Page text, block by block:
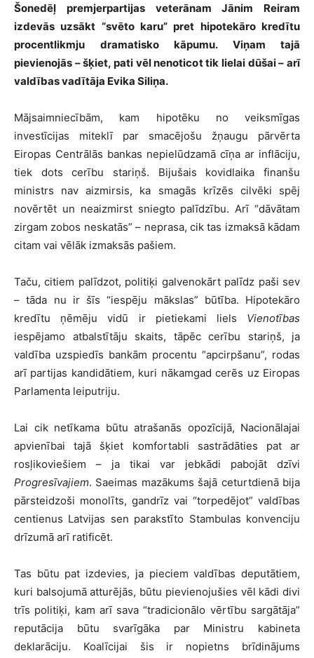
Šonedēļ premjerpartijas veterānam Jānim Reiram
izdevās uzsākt “svēto karu” pret hipotekāro kredītu
procentlikmju dramatisko kāpumu. Viņam tajā
pievienojās – šķiet, pati vēl nenoticot tik lielai dūšai – arī
valdības vadītāja Evika Siliņa.
Mājsaimniecībām, kam hipotēku no veiksmīgas
investīcijas miteklī par smacējošu žņaugu pārvērta
Eiropas Centrālās bankas nepielūdzamā cīņa ar inflāciju,
tiek dots cerību stariņš. Bijušais kovidlaika finanšu
ministrs nav aizmirsis, ka smagās krīzēs cilvēki spēj
novērtēt un neaizmirst sniegto palīdzību. Arī “dāvātam
zirgam zobos neskatās” – neprasa, cik tas izmaksā kādam
citam vai vēlāk izmaksās pašiem.
Taču, citiem palīdzot, politiķi galvenokārt palīdz paši sev
– tāda nu ir šīs “iespēju mākslas” būtība. Hipotekāro
kredītu ņēmēju vidū ir pietiekami liels Vienotības
iespējamo atbalstītāju skaits, tāpēc cerību stariņš, ja
valdība uzspiedīs bankām procentu “apcirpšanu”, rodas
arī partijas kandidātiem, kuri nākamgad cerēs uz Eiropas
Parlamenta leiputriju.
Lai cik netīkama būtu atrašanās opozīcijā, Nacionālajai
apvienībai tajā šķiet komfortabli sastrādāties pat ar
rosļikoviešiem – ja tikai var jebkādi pabojāt dzīvi
Progresīvajiem. Saeimas mazākums šajā ceturtdienā bija
pārsteidzoši monolīts, gandrīz vai “torpedējot” valdības
centienus Latvijas sen parakstīto Stambulas konvenciju
drīzumā arī ratificēt.
Tas būtu pat izdevies, ja pieciem valdības deputātiem,
kuri balsojumā atturējās, būtu pievienojušies vēl kādi divi
trīs politiķi, kam arī sava “tradicionālo vērtību sargātāja”
reputācija būtu svarīgāka par Ministru kabineta
deklarāciju. Koalīcijai šis ir nopietns brīdinājums